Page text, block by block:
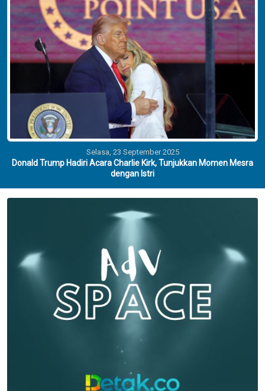
Selasa, 23 September 2025
Donald Trump Hadiri Acara Charlie Kirk, Tunjukkan Momen Mesra
dengan Istri